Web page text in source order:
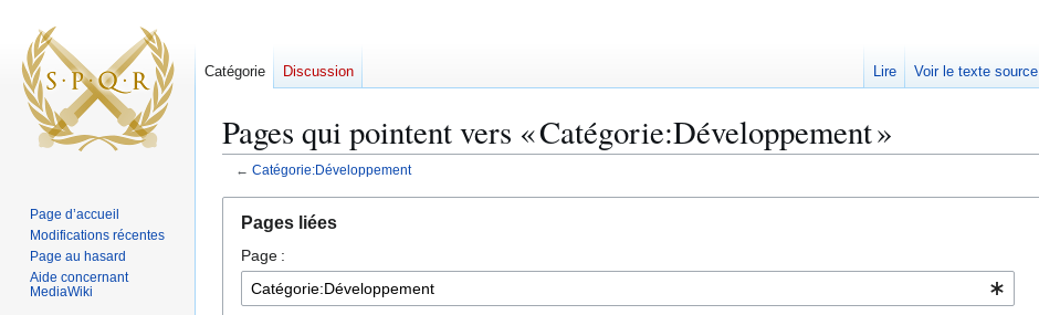
Pages qui pointent vers « Catégorie:Développement »
← Catégorie:Développement
navigation
recherche
Pages liées
Page :
Catégorie Discussion Lire Voir le texte source
Page d’accueil
Modifications récentes
Page au hasard
Aide concernant
MediaWiki